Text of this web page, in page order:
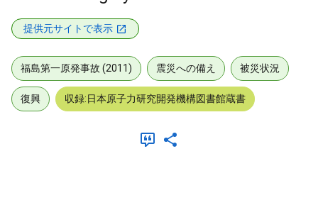
提供元サイトで表示
福島第一原発事故 (2011) 震災への備え 被災状況
復興 収録:日本原子力研究開発機構図書館蔵書